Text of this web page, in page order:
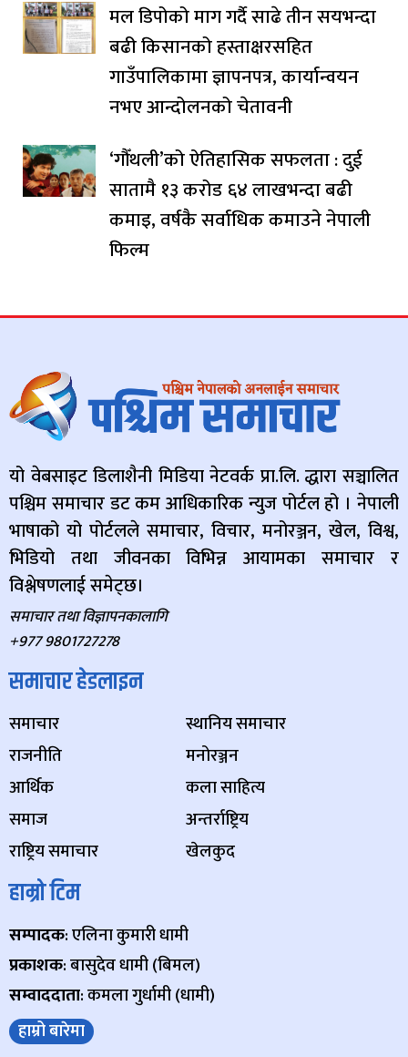
मल डिपोको माग गर्दै साढे तीन सयभन्दा
बढी किसानको हस्ताक्षरसहित
गाउँपालिकामा ज्ञापनपत्र, कार्यान्वयन
नभए आन्दोलनको चेतावनी
‘गौँथली’को ऐतिहासिक सफलता : दुई
सातामै १३ करोड ६४ लाखभन्दा बढी
कमाइ, वर्षकै सर्वाधिक कमाउने नेपाली
फिल्म
यो वेबसाइट डिलाशैनी मिडिया नेटवर्क प्रा.लि. द्धारा सञ्चालित
पश्चिम समाचार डट कम आधिकारिक न्युज पोर्टल हो । नेपाली
भाषाको यो पोर्टलले समाचार, विचार, मनोरञ्जन, खेल, विश्व,
भिडियो तथा जीवनका विभिन्न आयामका समाचार र
विश्लेषणलाई समेट्छ।
समाचार तथा विज्ञापनकालागि
+977 9801727278
समाचार हेडलाइन
समाचार
राजनीति
आर्थिक
समाज
राष्ट्रिय समाचार
स्थानिय समाचार
मनोरञ्जन
कला साहित्य
अन्तर्राष्ट्रिय
खेलकुद
हाम्रो टिम
सम्पादक: एलिना कुमारी धामी
प्रकाशक: बासुदेव धामी (बिमल)
सम्वाददाता: कमला गुर्धामी (धामी)
हाम्रो बारेमा